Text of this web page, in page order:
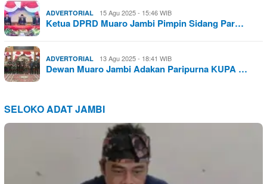
ADVERTORIAL 15 Agu 2025 - 15:46 WIB
Ketua DPRD Muaro Jambi Pimpin Sidang Par…
ADVERTORIAL 13 Agu 2025 - 18:41 WIB
Dewan Muaro Jambi Adakan Paripurna KUPA …
SELOKO ADAT JAMBI